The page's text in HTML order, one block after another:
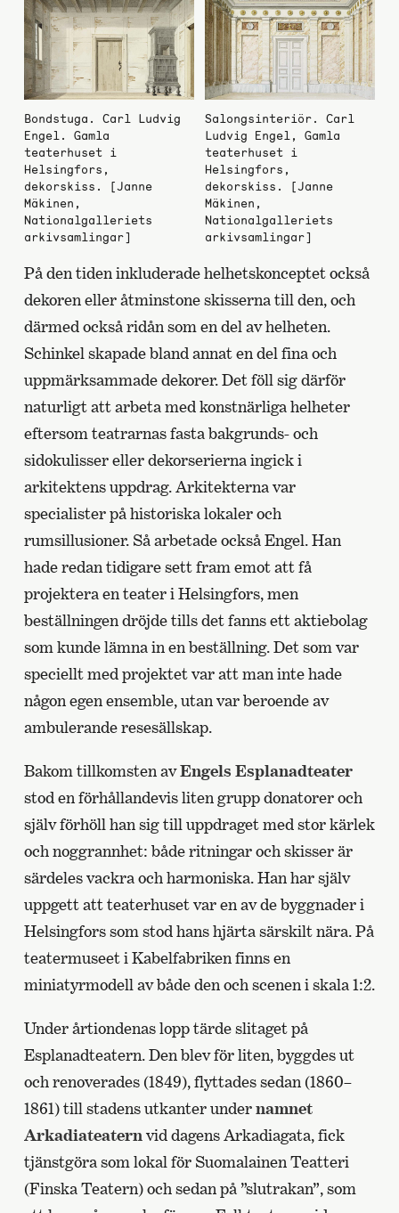
Bondstuga. Carl Ludvig
Engel. Gamla
teaterhuset i
Helsingfors,
dekorskiss. [Janne
Mäkinen,
Nationalgalleriets
arkivsamlingar]
Salongsinteriör. Carl
Ludvig Engel, Gamla
teaterhuset i
Helsingfors,
dekorskiss. [Janne
Mäkinen,
Nationalgalleriets
arkivsamlingar]
På den tiden inkluderade helhetskonceptet också
dekoren eller åtminstone skisserna till den, och
därmed också ridån som en del av helheten.
Schinkel skapade bland annat en del fina och
uppmärksammade dekorer. Det föll sig därför
naturligt att arbeta med konstnärliga helheter
eftersom teatrarnas fasta bakgrunds- och
sidokulisser eller dekorserierna ingick i
arkitektens uppdrag. Arkitekterna var
specialister på historiska lokaler och
rumsillusioner. Så arbetade också Engel. Han
hade redan tidigare sett fram emot att få
projektera en teater i Helsingfors, men
beställningen dröjde tills det fanns ett aktiebolag
som kunde lämna in en beställning. Det som var
speciellt med projektet var att man inte hade
någon egen ensemble, utan var beroende av
ambulerande resesällskap.
Bakom tillkomsten avEngels Esplanadteater
stod en förhållandevis liten grupp donatorer och
själv förhöll han sig till uppdraget med stor kärlek
och noggrannhet: både ritningar och skisser är
särdeles vackra och harmoniska. Han har själv
uppgett att teaterhuset var en av de byggnader i
Helsingfors som stod hans hjärta särskilt nära. På
teatermuseet i Kabelfabriken finns en
miniatyrmodell av både den och scenen i skala 1:2.
Under årtiondenas lopp tärde slitaget på
Esplanadteatern. Den blev för liten, byggdes ut
och renoverades (1849), flyttades sedan (1860–
1861) till stadens utkanter undernamnet
Arkadiateatern vid dagens Arkadiagata, fick
tjänstgöra som lokal för Suomalainen Teatteri
(Finska Teatern) och sedan på ”slutrakan”, som